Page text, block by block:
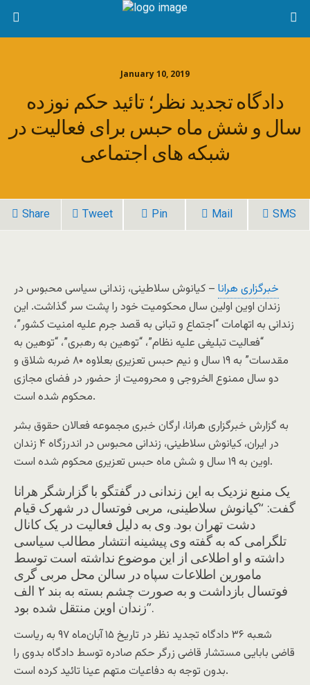
January 10, 2019
دادگاه تجدید نظر؛ تائید حکم نوزده
سال و شش ماه حبس برای فعالیت در
شبکه های اجتماعی
Share Tweet Pin Mail SMS
خبرگزاری هرانا – کیانوش سلاطینی، زندانی سیاسی محبوس در
زندان اوین اولین سال محکومیت خود را پشت سر گذاشت. این
زندانی به اتهامات “اجتماع و تبانی به قصد جرم علیه امنیت کشور”،
“فعالیت تبلیغی علیه نظام”، “توهین به رهبری”، “توهین به
مقدسات” به ۱۹ سال و نیم حبس تعزیری بعلاوه ۸۰ ضربه شلاق و
دو سال ممنوع الخروجی و محرومیت از حضور در فضای مجازی
محکوم شده است.
به گزارش خبرگزاری هرانا، ارگان خبری مجموعه فعالان حقوق بشر
در ایران، کیانوش سلاطینی، زندانی محبوس در اندرزگاه ۴ زندان
اوین به ۱۹ سال و شش ماه حبس تعزیری محکوم شده است.
یک منبع نزدیک به این زندانی در گفتگو با گزارشگر هرانا
گفت: “کیانوش سلاطینی، مربی فوتسال در شهرک قیام
دشت تهران بود. وی به دلیل فعالیت در یک کانال
تلگرامی که به گفته وی پیشینه انتشار مطالب سیاسی
داشته و او اطلاعی از این موضوع نداشته است توسط
مامورین اطلاعات سپاه در سالن محل مربی گری
فوتسال بازداشت و به صورت چشم بسته به بند ۲ الف
زندان اوین منتقل شده بود”.
شعبه ۳۶ دادگاه تجدید نظر در تاریخ ۱۵ آبان‌ماه ۹۷ به ریاست
قاضی بابایی مستشار قاضی زرگر حکم صادره توسط دادگاه بدوی را
بدون توجه به دفاعیات متهم عینا تائید کرده است.